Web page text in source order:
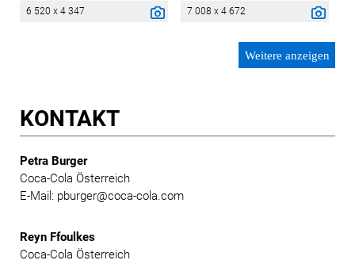
6 520 x 4 347 7 008 x 4 672
Weitere anzeigen
KONTAKT
Petra Burger
Coca-Cola Österreich
E-Mail: pburger@coca-cola.com
Reyn Ffoulkes
Coca-Cola Österreich